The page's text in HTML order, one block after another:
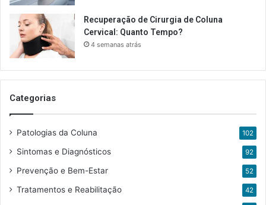
Recuperação de Cirurgia de Coluna
Cervical: Quanto Tempo?
4 semanas atrás
Categorias
Patologias da Coluna 102
Sintomas e Diagnósticos 92
Prevenção e Bem-Estar 52
Tratamentos e Reabilitação 42